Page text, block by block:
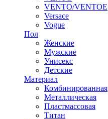
VENTO/VENTOE
Versace
Vogue
Пол
Женские
Мужские
Унисекс
Детские
Материал
Комбинированная
Металлическая
Пластмассовая
Титан